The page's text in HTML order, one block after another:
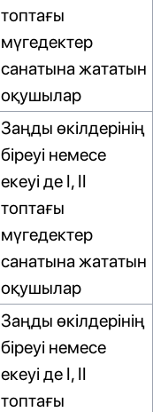
топтағы
мүгедектер
санатына жататын
оқушылар
Заңды өкілдерінің
біреуі немесе
екеуі де I, II
топтағы
мүгедектер
санатына жататын
оқушылар
Заңды өкілдерінің
біреуі немесе
екеуі де I, II
топтағы